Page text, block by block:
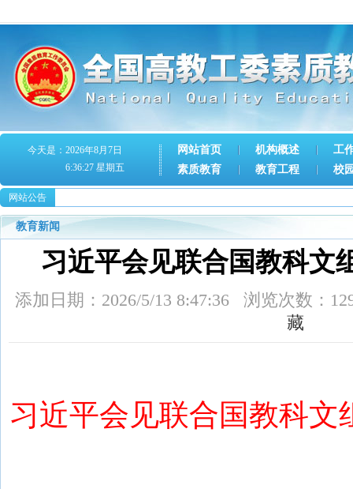
今天是：2026年8月7日
6:36:27 星期五
网站首页 机构概述
工
素质教育
教育工程 校
网站公告
教育新闻
习近平会见联合国教科文
添加日期：2026/5/13 8:47:36 浏览次数：
藏
习近平会见联合国教科文